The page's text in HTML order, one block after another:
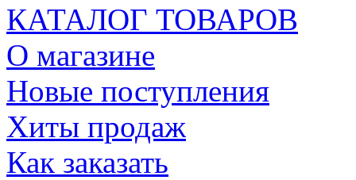
КАТАЛОГ ТОВАРОВ
О магазине
Новые поступления
Хиты продаж
Как заказать